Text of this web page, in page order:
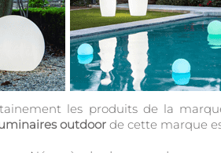
les produits de la
outdoor de cette marque